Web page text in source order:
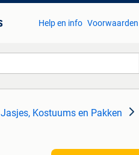
Help en info Voorwaarden
Jasjes, Kostuums en Pakken